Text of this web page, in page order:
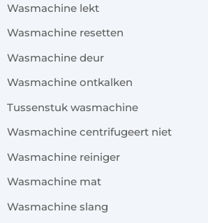
Wasmachine lekt
Wasmachine resetten
Wasmachine deur
Wasmachine ontkalken
Tussenstuk wasmachine
Wasmachine centrifugeert niet
Wasmachine reiniger
Wasmachine mat
Wasmachine slang